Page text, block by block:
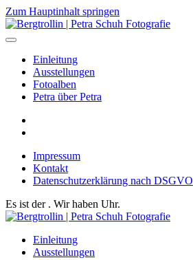
Zum Hauptinhalt springen
Einleitung
Ausstellungen
Fotoalben
Petra über Petra
Impressum
Kontakt
Datenschutzerklärung nach DSGVO
Es ist der . Wir haben Uhr.
Einleitung
Ausstellungen